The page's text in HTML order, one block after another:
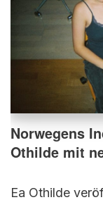
Norwegens
Othilde mit
Ea Othilde